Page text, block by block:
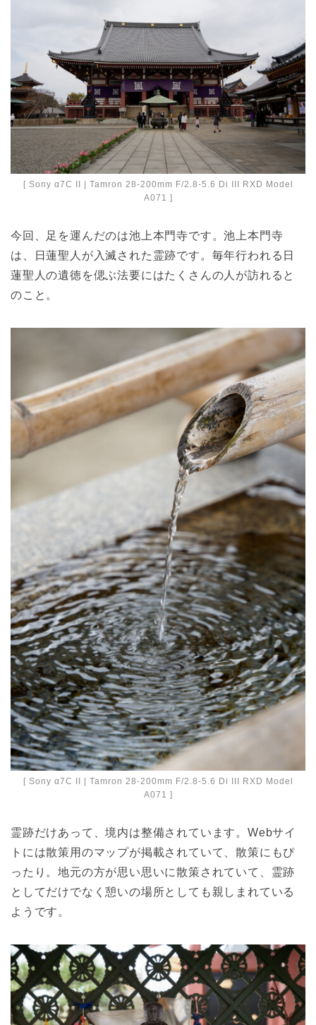
[ Sony α7C II | Tamron 28-200mm F/2.8-5.6 Di III RXD Model
A071 ]
今回、足を運んだのは池上本門寺です。池上本門寺
は、日蓮聖人が入滅された霊跡です。毎年行われる日
蓮聖人の遺徳を偲ぶ法要にはたくさんの人が訪れると
のこと。
[ Sony α7C II | Tamron 28-200mm F/2.8-5.6 Di III RXD Model
A071 ]
霊跡だけあって、境内は整備されています。Webサイ
トには散策用のマップが掲載されていて、散策にもぴ
ったり。地元の方が思い思いに散策されていて、霊跡
としてだけでなく憩いの場所としても親しまれている
ようです。